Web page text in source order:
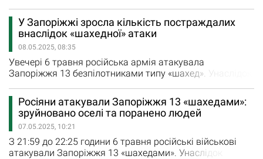
невідомий металевий предмет. Коли він взяв його до
рук, то предмет вибухнув. Підлітка з чисельними
травмами обох кінцівок госпіталізували. За
висновками вибухотехнічної служби поліції вибухнув
мінний підривач. Правоохоронці закликають…
У Запоріжжі зросла кількість постраждалих
внаслідок «шахедної» атаки
08.05.2025, 08:35
Увечері 6 травня російська армія атакувала
Запоріжжя 13 безпілотниками типу «шахед». Унаслідок
квартири, приватні будинки та машини людей.
Постраждалі продовжують звертатися за медичною
допомогою до лікарів. Наразі відомо, що кількість
поранених зросла до 7. «За медичною
допомогою звернулися…
Росіяни атакували Запоріжжя 13 «шахедами»:
зруйновано оселі та поранено людей
07.05.2025, 10:21
З 21:59 до 22:25 години 6 травня російські військові
атакували Запоріжжя 13 «шахедами». Унаслідок